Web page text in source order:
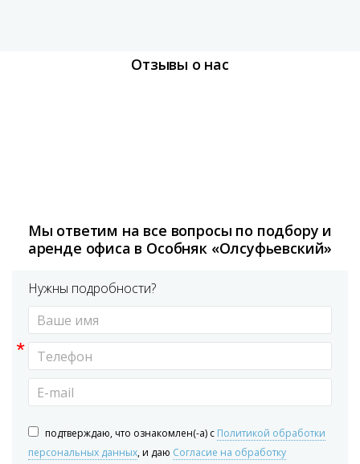
Отзывы о нас
Мы ответим на все вопросы по подбору и
аренде офиса в Особняк «Олсуфьевский»
Нужны подробности?
*
подтверждаю, что ознакомлен(-а) с Политикой обработки
персональных данных, и даю Согласие на обработку